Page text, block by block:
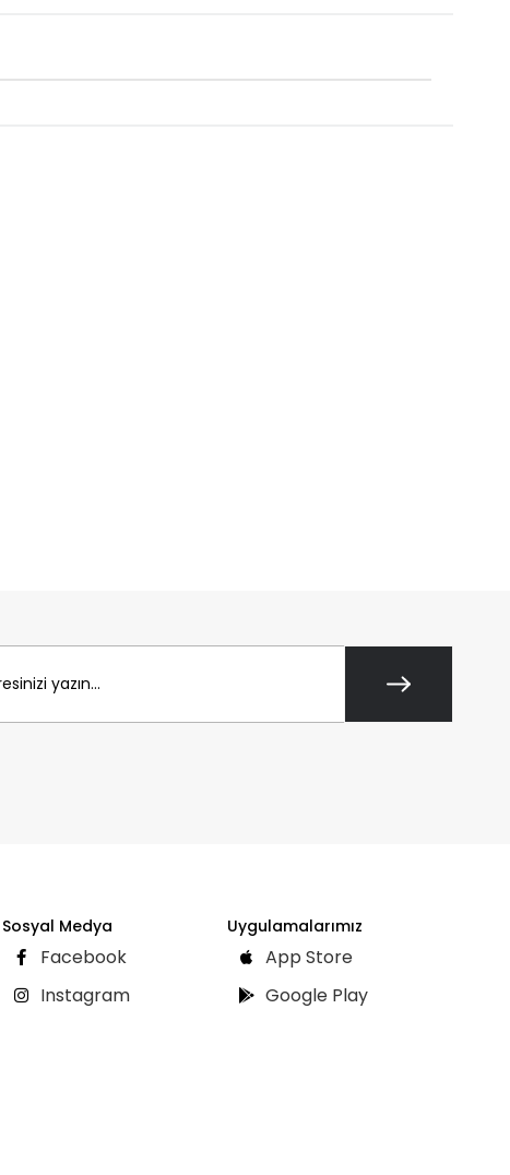
Sosyal Medya
Facebook
Instagram
Uygulamalarımız
App Store
Google Play